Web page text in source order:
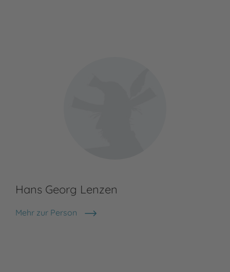
Hans Georg Lenzen
Mehr zur Person
Hans Georg Lenzen